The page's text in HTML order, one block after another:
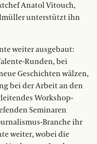
Anatol Vitouch,
unterstützt ihn
weiter ausgebaut:
Runden, bei
Geschichten wälzen,
bei der Arbeit an den
Workshop-
Seminaren
Branche ihr
weiter, wobei die